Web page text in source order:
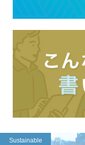
Sustainable